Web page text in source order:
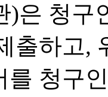
)은 청구
출하고,
를 청구